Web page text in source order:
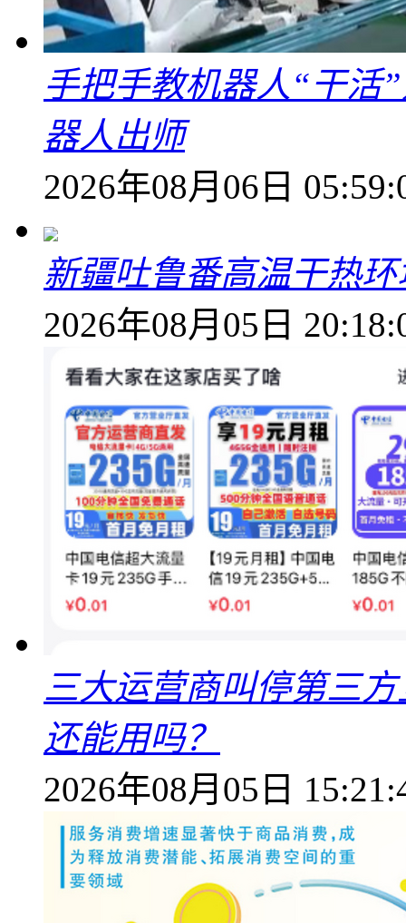
手把手教机器人“干活
器人出师
2026年08月06日
新疆吐鲁番高温干热
2026年08月05日
三大运营商叫停第三
还能用吗？
2026年08月05日